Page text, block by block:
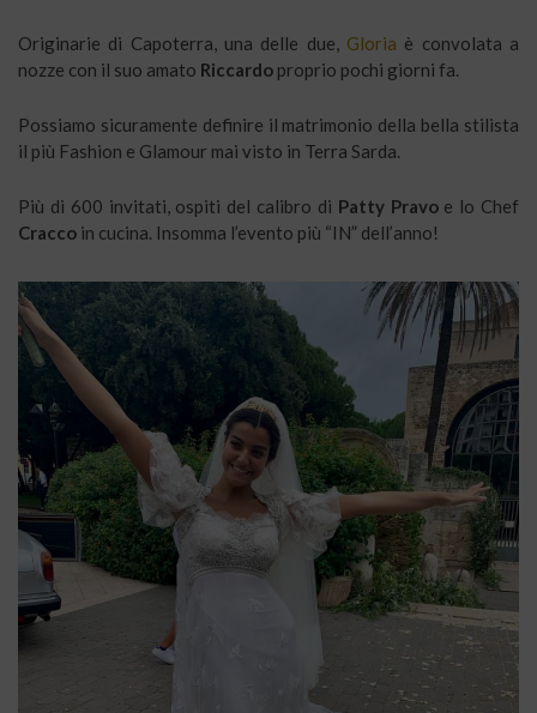
Originarie di Capoterra, una delle due, Gloria è convolata a
nozze con il suo amato Riccardo proprio pochi giorni fa.
Possiamo sicuramente definire il matrimonio della bella stilista
il più Fashion e Glamour mai visto in Terra Sarda.
Più di 600 invitati, ospiti del calibro di Patty Pravoe lo Chef
Cracco in cucina. Insomma l’evento più “IN” dell’anno!